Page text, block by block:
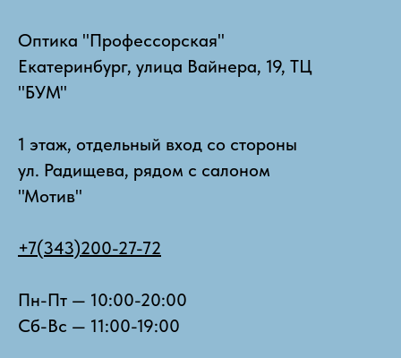
Оптика "Профессорская"
Екатеринбург, улица Вайнера, 19, ТЦ
"БУМ"
1 этаж, отдельный вход со стороны
ул. Радищева, рядом с салоном
"Мотив"
+7(343)200-27-72
Пн-Пт — 10:00-20:00
Сб-Вс — 11:00-19:00